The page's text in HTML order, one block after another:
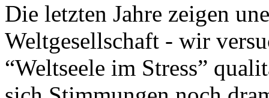
Die letzten Jahre zeigen
Weltgesellschaft - wir
“Weltseele im Stress”